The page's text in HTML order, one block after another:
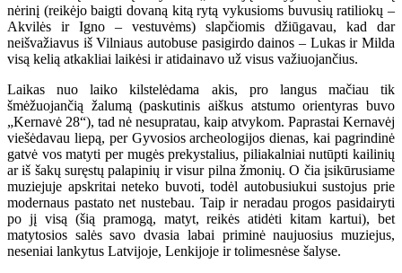
nėrinį (reikėjo baigti dovaną kitą rytą vykusioms buvusių ratiliokų –
Akvilės ir Igno – vestuvėms) slapčiomis džiūgavau, kad dar
neišvažiavus iš Vilniaus autobuse pasigirdo dainos – Lukas ir Milda
visą kelią atkakliai laikėsi ir atidainavo už visus važiuojančius.
Laikas nuo laiko kilstelėdama akis, pro langus mačiau tik
šmėžuojančią žalumą (paskutinis aiškus atstumo orientyras buvo
„Kernavė 28“), tad nė nesupratau, kaip atvykom. Paprastai Kernavėj
viešėdavau liepą, per Gyvosios archeologijos dienas, kai pagrindinė
gatvė vos matyti per mugės prekystalius, piliakalniai nutūpti kailinių
ar iš šakų suręstų palapinių ir visur pilna žmonių. O čia įsikūrusiame
muziejuje apskritai neteko buvoti, todėl autobusiukui sustojus prie
modernaus pastato net nustebau. Taip ir neradau progos pasidairyti
po jį visą (šią pramogą, matyt, reikės atidėti kitam kartui), bet
matytosios salės savo dvasia labai priminė naujuosius muziejus,
neseniai lankytus Latvijoje, Lenkijoje ir tolimesnėse šalyse.